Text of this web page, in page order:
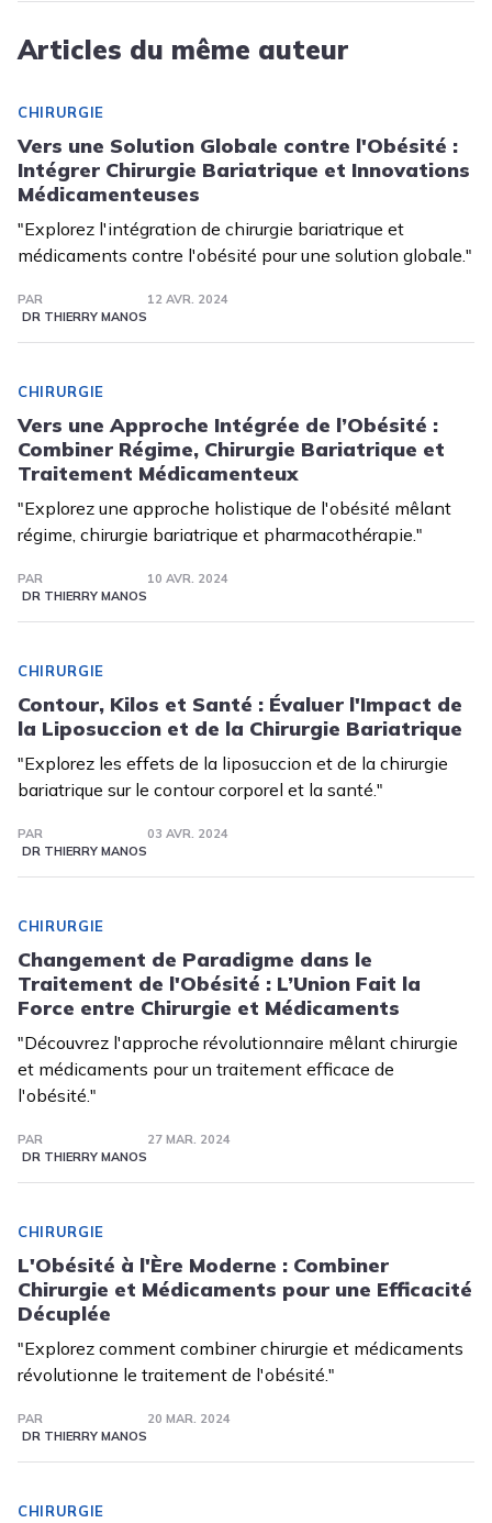
Articles du même auteur
CHIRURGIE
Vers une Solution Globale contre l'Obésité :
Intégrer Chirurgie Bariatrique et Innovations
Médicamenteuses
"Explorez l'intégration de chirurgie bariatrique et
médicaments contre l'obésité pour une solution globale."
PAR
DR THIERRY MANOS
12 AVR. 2024
CHIRURGIE
Vers une Approche Intégrée de l’Obésité :
Combiner Régime, Chirurgie Bariatrique et
Traitement Médicamenteux
"Explorez une approche holistique de l'obésité mêlant
régime, chirurgie bariatrique et pharmacothérapie."
PAR
DR THIERRY MANOS
10 AVR. 2024
CHIRURGIE
Contour, Kilos et Santé : Évaluer l'Impact de
la Liposuccion et de la Chirurgie Bariatrique
"Explorez les effets de la liposuccion et de la chirurgie
bariatrique sur le contour corporel et la santé."
PAR
DR THIERRY MANOS
03 AVR. 2024
CHIRURGIE
Changement de Paradigme dans le
Traitement de l'Obésité : L’Union Fait la
Force entre Chirurgie et Médicaments
"Découvrez l'approche révolutionnaire mêlant chirurgie
et médicaments pour un traitement efficace de
l'obésité."
PAR
DR THIERRY MANOS
27 MAR. 2024
CHIRURGIE
L'Obésité à l'Ère Moderne : Combiner
Chirurgie et Médicaments pour une Efficacité
Décuplée
"Explorez comment combiner chirurgie et médicaments
révolutionne le traitement de l'obésité."
PAR
DR THIERRY MANOS
20 MAR. 2024
CHIRURGIE